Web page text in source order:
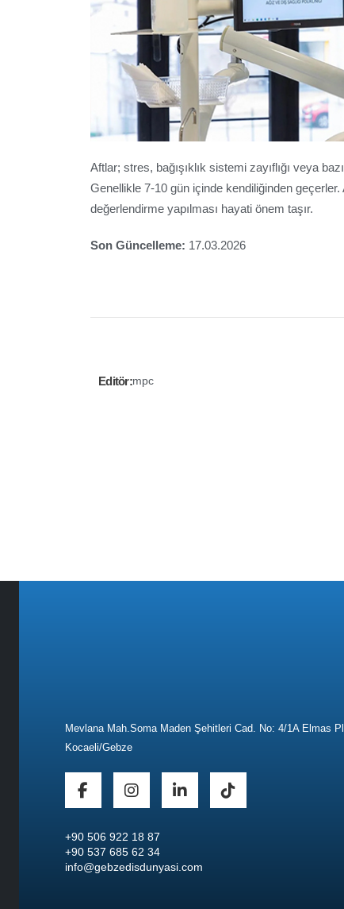
Aftlar; stres, bağışıklık sistemi zayıflığı veya
Genellikle 7-10 gün içinde kendiliğinden
değerlendirme yapılması hayati önem taşır.
Son Güncelleme: 17.03.2026
Editör:mpc
Mevlana Mah.Soma Maden Şehitleri Cad. No: 4/1A Elmas
Kocaeli/Gebze
+90 506 922 18 87
+90 537 685 62 34
info@gebzedisdunyasi.com